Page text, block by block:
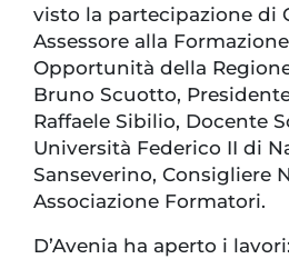
visto la partecipazione di
Assessore alla
Opportunità della
Bruno Scuotto,
Raffaele Sibilio, Docente
Università Federico II di
Sanseverino, Consigliere
Associazione Formatori.
D’Avenia ha aperto i